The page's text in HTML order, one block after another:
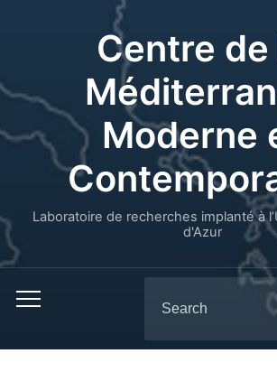
Centre de
Moderne
Laboratoire de recherches implanté à
d'Azur
for: